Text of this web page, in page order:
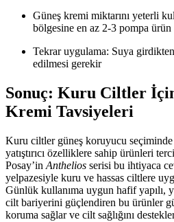
Güneş kremi miktarını yeterli
bölgesine en az 2-3 pompa ürün
Tekrar uygulama: Suya
edilmesi gerekir
Sonuç: Kuru Ciltler
Kremi Tavsiyeleri
Kuru ciltler güneş koruyucu
yatıştırıcı özelliklere sahip ürünleri
Posay’in Anthelios serisi bu ihtiyaca
yelpazesiyle kuru ve hassas ciltlere
Günlük kullanıma uygun hafif yapılı,
cilt bariyerini güçlendiren bu ürünler
koruma sağlar ve cilt sağlığını